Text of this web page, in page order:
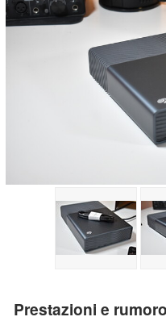
Prestazioni e